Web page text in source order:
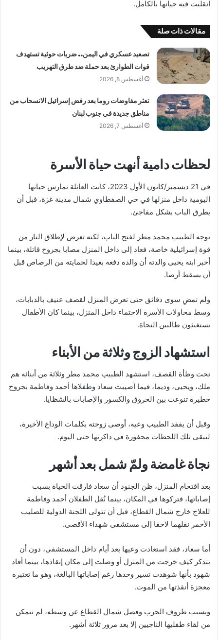
انقلبت فيه حياتها بالكامل.
مقالات ذات صلة
تصعيد عسكري في اليمن.. ضربات حوثية تستهدف
قوات الطوارئ بعد حملة ضد طرق التهريب
أغسطس 8, 2026
تعثر مفاوضات روما بعد رفض إسرائيل الانسحاب من
مناطق جديدة في جنوب لبنان
أغسطس 7, 2026
لحظات دامية أنهت حياة الأسرة
في 21 ديسمبر/كانون الأول 2023، كانت العائلة تمارس حياتها
اليومية داخل منزلها في حي الصفطاوي شمال مدينة غزة، قبل أن
يطرق الباب بشكل مفاجئ.
توجه الطبيب محمد مطر لفتح الباب، لكنه تعرض لإطلاق النار من
قوة إسرائيلية خاصة، فعاد إلى داخل المنزل مصابا بجروح قاتلة، بينما
أخبر ابنه يحيى والدته أن والده دفعه بعيدا لحمايته من الرصاص قبل
أن يسقط أرضا.
ولم تمضِ سوى دقائق حتى تعرض المنزل لقصف عنيف بالدبابات،
وسط محاولات الأسرة الاحتماء داخل المنزل، بينما كان الأطفال
يستغيثون طالبين النجاة.
استشهاد الزوج وثلاثة من الأبناء
تحت وطأة القصف، استشهد الطبيب محمد مطر وثلاثة من أبنائه هم
ملك، ويحيى، وديما، فيما أصيبت سعاد وطفلاها أحمد وفاطمة بجروح
خطيرة تنوعت بين الحروق والكسور والإصابات بالشظايا.
وقبل أن يفقد الطبيب وعيه، أوصى زوجته بكلمات الوداع الأخيرة،
لتبقى تلك اللحظات محفورة في ذاكرتها حتى اليوم.
نجاة غامضة ولمّ شمل بعد أشهر
بعد اقتحام المنزل، ظن الجنود أن سعاد فارقت الحياة بسبب
إصاباتها، فتركوها في المكان، بينما نُقل الطفلان أحمد وفاطمة
للعلاج خارج شمال القطاع، قبل أن تتولى اللجنة الدولية للصليب
الأحمر نقلهما لاحقا إلى مستشفى شهداء الأقصى.
أما سعاد، فقد استعادت وعيها بعد أيام داخل المستشفى، دون أن
تتذكر كيف خرجت من المنزل أو وصلت إلى مكان إنقاذها، بينما أفاد
شهود بأنها شوهدت تسير وحدها رغم إصاباتها البالغة، وهو ما تعتبره
معجزة أنقذتها من الموت.
وبسبب ظروف الحرب وفصل شمال القطاع عن وسطه، لم تتمكن
من لقاء طفليها الناجيين إلا بعد مرور ثلاثة أشهر.